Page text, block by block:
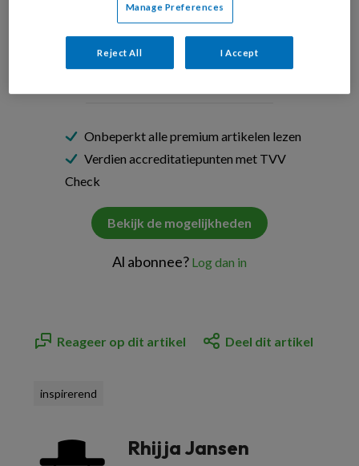
Wil je dit artikel lezen?
Neem een maandabonnement op TVV
voor maar €6,- per maand!
Onbeperkt alle premium artikelen lezen
Verdien accreditatiepunten met TVV
Check
Bekijk de mogelijkheden
Al abonnee? Log dan in
Reageer op dit artikel Deel dit artikel
inspirerend
Rhijja Jansen
Manage Preferences
Reject All I Accept